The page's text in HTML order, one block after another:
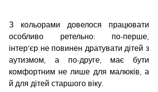
З кольорами довелося працювати
особливо ретельно: по-перше,
інтер’єр не повинен дратувати дітей з
аутизмом, а по-друге, має бути
комфортним не лише для малюків, а
й для дітей старшого віку.